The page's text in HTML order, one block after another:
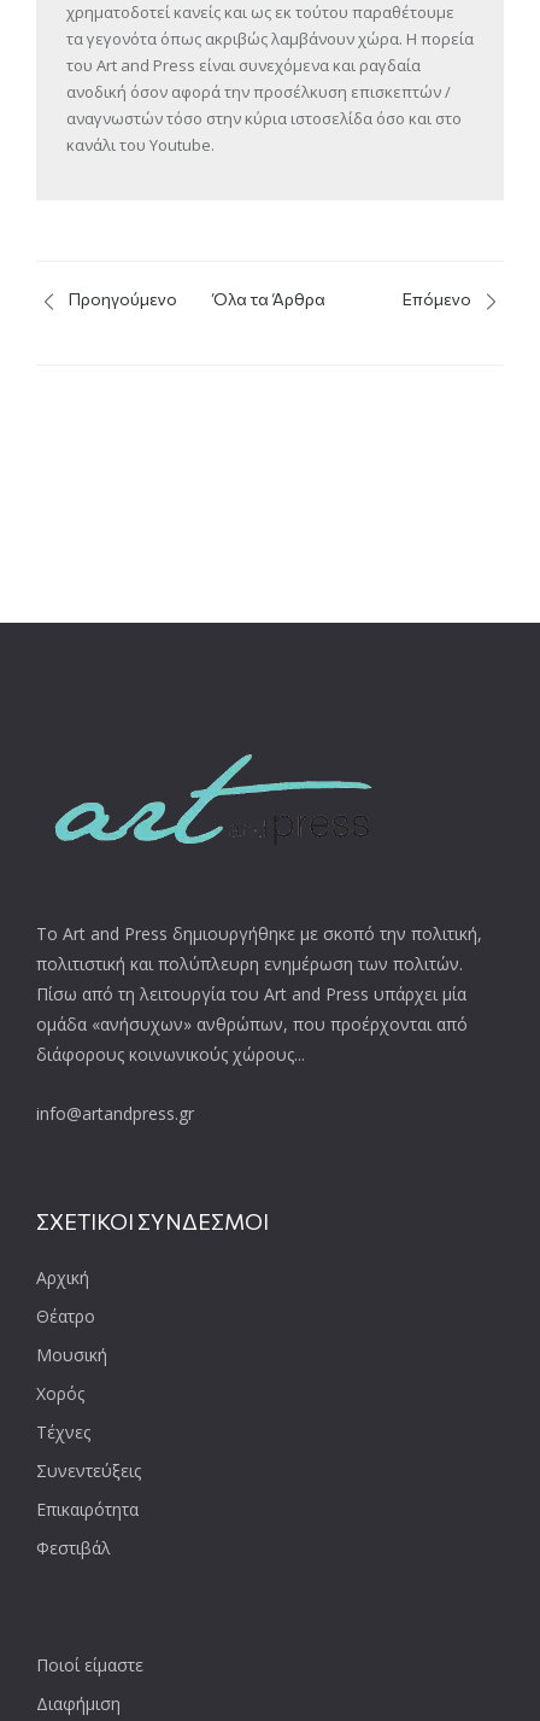
χρηματοδοτεί κανείς και ως εκ τούτου παραθέτουμε
τα γεγονότα όπως ακριβώς λαμβάνουν χώρα. Η πορεία
του Art and Press είναι συνεχόμενα και ραγδαία
ανοδική όσον αφορά την προσέλκυση επισκεπτών /
αναγνωστών τόσο στην κύρια ιστοσελίδα όσο και στο
κανάλι του Youtube.
Προηγούμενο Όλα τα Άρθρα Επόμενο
Το Art and Press δημιουργήθηκε με σκοπό την πολιτική,
πολιτιστική και πολύπλευρη ενημέρωση των πολιτών.
Πίσω από τη λειτουργία του Art and Press υπάρχει μία
ομάδα «ανήσυχων» ανθρώπων, που προέρχονται από
διάφορους κοινωνικούς χώρους...
info@artandpress.gr
ΣΧΕΤΙΚΟΙ ΣΥΝΔΕΣΜΟΙ
Αρχική
Θέατρο
Μουσική
Χορός
Τέχνες
Συνεντεύξεις
Επικαιρότητα
Φεστιβάλ
Ποιοί είμαστε
Διαφήμιση